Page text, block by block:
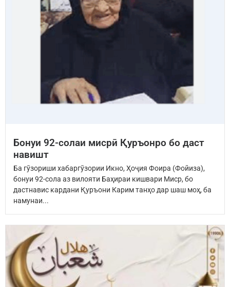
Бонуи 92-солаи мисрӣ Қуръонро бо даст
навишт
Ба гӯзориши хабаргӯзории Икно, Ҳоҷия Фоира (Фойиза),
бонуи 92-сола аз вилояти Баҳираи кишвари Миср, бо
дастнавис кардани Қуръони Карим танҳо дар шаш моҳ, ба
намунаи...